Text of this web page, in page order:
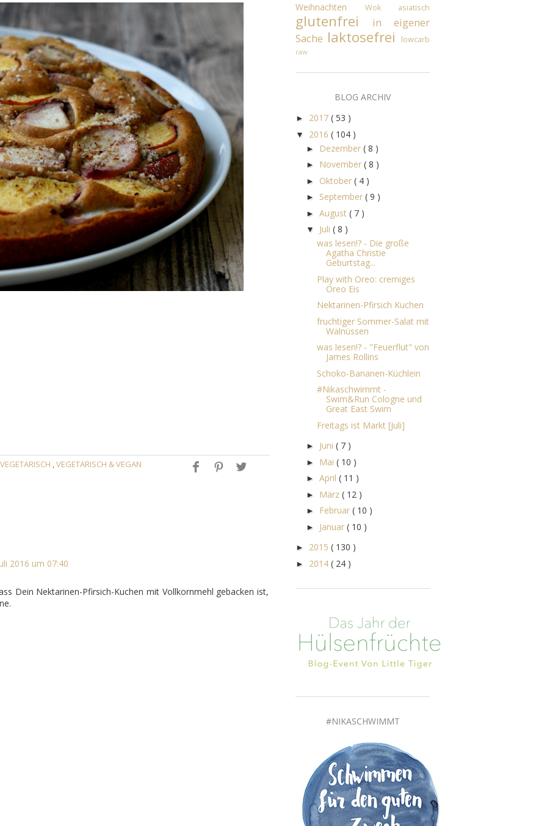
VEGETARISCH ,VEGETARISCH & VEGAN
2016 um 07:40
Dein Nektarinen-Pfirsich-Kuchen mit Vollkornmehl gebacken ist,
Weihnachten Wok asiatisch
glutenfrei
in eigener
Sache laktosefrei lowcarb
raw
BLOG ARCHIV
► 2017 ( 53 )
▼ 2016 ( 104 )
► Dezember ( 8 )
► November ( 8 )
► Oktober ( 4 )
► September ( 9 )
► August ( 7 )
▼ Juli ( 8 )
was lesen!? - Die große
Agatha Christie
Geburtstag...
Play with Oreo: cremiges
Oreo Eis
Nektarinen-Pfirsich Kuchen
fruchtiger Sommer-Salat mit
Walnüssen
was lesen!? - "Feuerflut" von
James Rollins
Schoko-Bananen-Küchlein
#Nikaschwimmt -
Swim&Run Cologne und
Great East Swim
Freitags ist Markt [Juli]
► Juni ( 7 )
► Mai ( 10 )
► April ( 11 )
► März ( 12 )
► Februar ( 10 )
► Januar ( 10 )
► 2015 ( 130 )
► 2014 ( 24 )
#NIKASCHWIMMT